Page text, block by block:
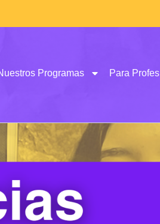
Programas Para Profes